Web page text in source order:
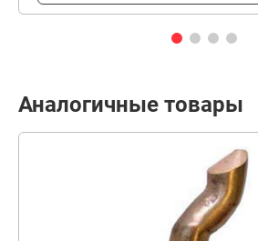
Аналогичные товары